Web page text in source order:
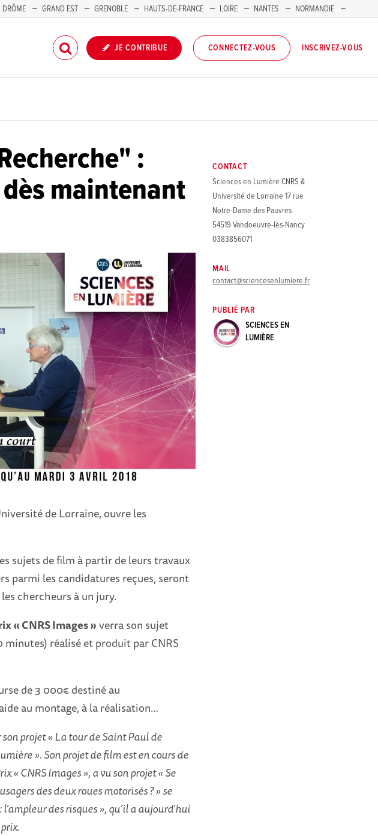
DRÔME GRAND EST GRENOBLE HAUTS-DE-FRANCE LOIRE NANTES
NORMANDIE
JE CONTRIBUE CONNECTEZ-VOUS INSCRIVEZ-VOUS
:
maintenant
de Lorraine, ouvre les
sujets de film à partir de leurs travaux
parmi les candidatures reçues, seront
chercheurs à un jury.
« CNRS Images »verra son sujet
minutes) réalisé et produit par CNRS
de 3 000€ destiné au
au montage, à la réalisation…
projet « La tour de Saint Paul de
». Son projet de film est en cours de
CNRS Images », a vu son projet « Se
des deux roues motorisés ? » se
des risques », qu’il a aujourd’hui
CONTACT
Sciences en Lumière CNRS &
Université de Lorraine 17 rue
Notre-Dame des Pauvres
54519 Vandoeuvre-lès-Nancy
0383856071
MAIL
contact@sciencesenlumiere.fr
PUBLIÉ PAR
SCIENCES EN
LUMIÈRE